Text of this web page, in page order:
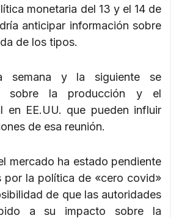
monetaria del 13 y el 14 de
anticipar información sobre
de los tipos.
semana y la siguiente se
sobre la producción y el
en EE.UU. que pueden influir
de esa reunión.
mercado ha estado pendiente
por la política de «cero covid»
de que las autoridades
a su impacto sobre la